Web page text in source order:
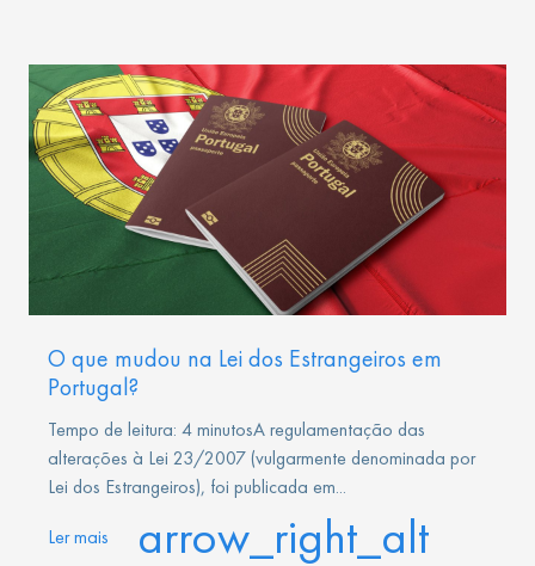
O que mudou na Lei dos Estrangeiros em
Portugal?
Tempo de leitura: 4 minutosA regulamentação das
alterações à Lei 23/2007 (vulgarmente denominada por
Lei dos Estrangeiros), foi publicada em...
Ler mais arrow_right_alt